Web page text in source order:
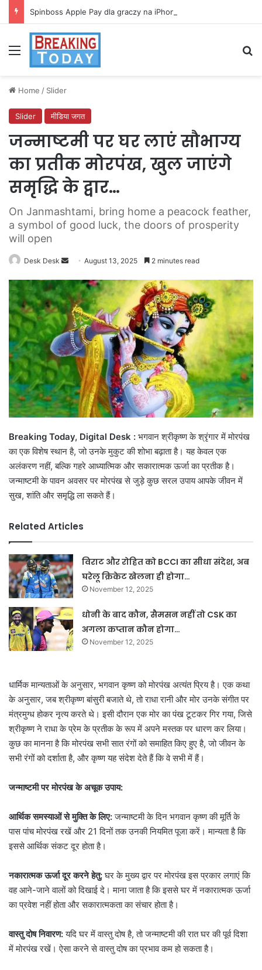
Spinboss Apple Pay dla graczy na iPhone
Menu
Home / Slider
Slider मीडिया जगत
जन्माष्टमी पर घर लाएं सौभाग्य
का प्रतीक मोरपंख, खुल जाएंगे
समृद्धि के द्वार…
On Janmashtami, bring home a peacock feather,
a symbol of good luck, the doors of prosperity
will open
Desk Desk
Send
email
August 13, 2025 2 minutes read
Breaking Today, Digital Desk : भगवान श्रीकृष्ण के श्रृंगार में मोरपंख
का एक विशेष स्थान है, जो उनके मुकुट की शोभा बढ़ाता है। यह केवल एक
अलंकरण नहीं, बल्कि गहरे आध्यात्मिक और सकारात्मक ऊर्जा का प्रतीक है।
जन्माष्टमी के पावन अवसर पर मोरपंख से जुड़े कुछ सरल उपाय आपके जीवन में
सुख, शांति और समृद्धि ला सकते हैं।
Related Articles
विराट और रोहित को BCCI का सीधा संदेश, अब
घरेलू क्रिकेट खेलना ही होगा…
November 12, 2025
धोनी के बाद कौन, सैमसन नहीं तो CSK का
अगला कप्तान कौन होगा…
November 12, 2025
धार्मिक मान्यताओं के अनुसार, भगवान कृष्ण को मोरपंख अत्यंत प्रिय है। एक कथा
के अनुसार, जब श्रीकृष्ण बांसुरी बजाते थे, तो राधा रानी और मोर उनके संगीत पर
मंत्रमुग्ध होकर नृत्य करते थे। इसी दौरान एक मोर का पंख टूटकर गिर गया, जिसे
श्रीकृष्ण ने राधा के प्रेम के प्रतीक के रूप में अपने मस्तक पर धारण कर लिया।
कुछ का मानना है कि मोरपंख सभी सात रंगों को समाहित किए हुए है, जो जीवन के
सभी रंगों को दर्शाता है, और कृष्ण यह संदेश देते हैं कि वे सभी में हैं।
जन्माष्टमी पर मोरपंख के अचूक उपाय:
आर्थिक समस्याओं से मुक्ति के लिए:जन्माष्टमी के दिन भगवान कृष्ण की मूर्ति के
पास पांच मोरपंख रखें और 21 दिनों तक उनकी नियमित पूजा करें। मान्यता है कि
इससे आर्थिक संकट दूर होता है।
नकारात्मक ऊर्जा दूर करने हेतु:घर के मुख्य द्वार पर मोरपंख इस प्रकार लगाएं कि
वह आने-जाने वालों को दिखाई दे। माना जाता है कि इससे घर में नकारात्मक ऊर्जा
का प्रवेश नहीं होता और सकारात्मकता का संचार होता है।
वास्तु दोष निवारण:यदि घर में वास्तु दोष है, तो जन्माष्टमी की रात घर की पूर्व दिशा
में मोरपंख रखें। ऐसा करने से वास्तु दोष का प्रभाव कम हो सकता है।